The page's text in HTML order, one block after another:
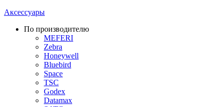
Аксессуары
По производителю
MEFERI
Zebra
Honeywell
Bluebird
Space
TSC
Godex
Datamax